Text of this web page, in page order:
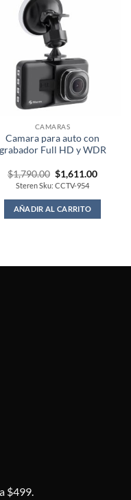
CAMARAS
Camara para auto con
grabador Full HD y WDR
$1,790.00 Original
price
was:
$1,790.00.
$1,611.00Current
Steren Sku: CCTV-954
AÑADIR AL CARRITO
$499.